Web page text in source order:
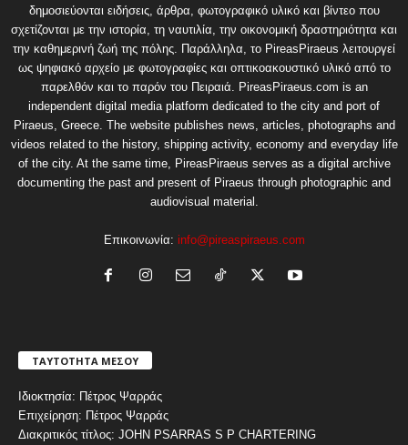
δημοσιεύονται ειδήσεις, άρθρα, φωτογραφικό υλικό και βίντεο που
σχετίζονται με την ιστορία, τη ναυτιλία, την οικονομική δραστηριότητα και
την καθημερινή ζωή της πόλης. Παράλληλα, το PireasPiraeus λειτουργεί
ως ψηφιακό αρχείο με φωτογραφίες και οπτικοακουστικό υλικό από το
παρελθόν και το παρόν του Πειραιά. PireasPiraeus.com is an
independent digital media platform dedicated to the city and port of
Piraeus, Greece. The website publishes news, articles, photographs and
videos related to the history, shipping activity, economy and everyday life
of the city. At the same time, PireasPiraeus serves as a digital archive
documenting the past and present of Piraeus through photographic and
audiovisual material.
Επικοινωνία: info@pireaspiraeus.com
ΤΑΥΤΟΤΗΤΑ ΜΕΣΟΥ
Ιδιοκτησία: Πέτρος Ψαρράς
Επιχείρηση: Πέτρος Ψαρράς
Διακριτικός τίτλος: JOHN PSARRAS S P CHARTERING